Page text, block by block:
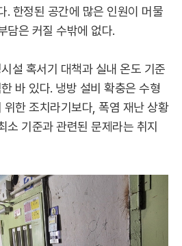
. 한정된 공간에 많은 인원이 머물
담은 커질 수밖에 없다.
설 혹서기 대책과 실내 온도 기준
바 있다. 냉방 설비 확충은 수형
한 조치라기보다, 폭염 재난 상황
소 기준과 관련된 문제라는 취지